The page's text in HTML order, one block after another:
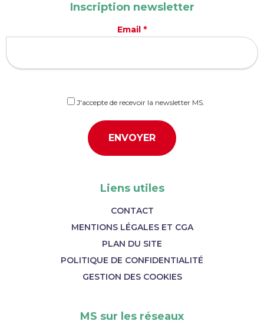
Inscription newsletter
Email *
J'accepte de recevoir la newsletter MS.
Liens utiles
CONTACT
MENTIONS LÉGALES ET CGA
PLAN DU SITE
POLITIQUE DE CONFIDENTIALITÉ
GESTION DES COOKIES
MS sur les réseaux